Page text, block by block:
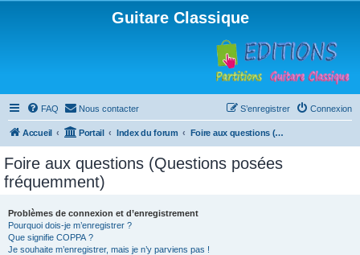
Guitare Classique
FAQ Nous contacter Connexion
S’enregistrer
Accueil Portail Index du forum Foire aux questions (Questions posées fréquemment)
Foire aux questions (Questions posées
fréquemment)
Problèmes de connexion et d’enregistrement
Pourquoi dois-je m’enregistrer ?
Que signifie COPPA ?
Je souhaite m’enregistrer, mais je n’y parviens pas !